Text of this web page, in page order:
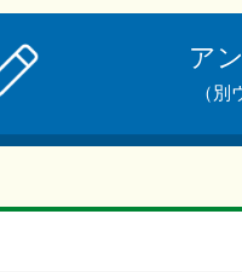
ア
（別